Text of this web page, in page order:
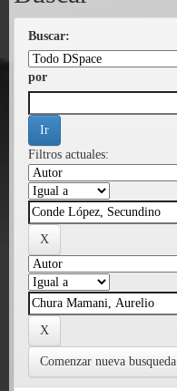
Buscar:
por
Filtros actuales:
Comenzar nueva busqueda